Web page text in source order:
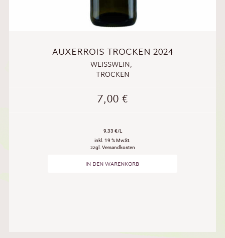
AUXERROIS TROCKEN 2024
WEISSWEIN ,
TROCKEN
7,00€
9,33 €/L
inkl. 19 % MwSt.
zzgl. Versandkosten
IN DEN WARENKORB